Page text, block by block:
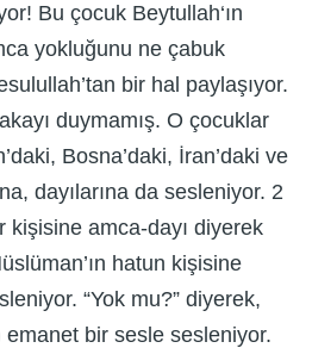
Bu çocuk Beytullah‘ın
yokluğunu ne çabuk
bir hal paylaşıyor.
duymamış. O çocuklar
Bosna’daki, İran’daki ve
dayılarına da sesleniyor. 2
kişisine amca-dayı diyerek
hatun kişisine
“Yok mu?” diyerek,
emanet bir sesle sesleniyor.